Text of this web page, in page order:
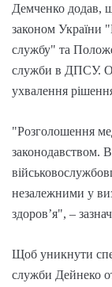
Демченко додав,
законом України
службу" та
служби в ДПСУ.
ухвалення
"Розголошення
законодавством.
незалежними у
здоровʼя", –
Щоб уникнути
служби Дейнеко